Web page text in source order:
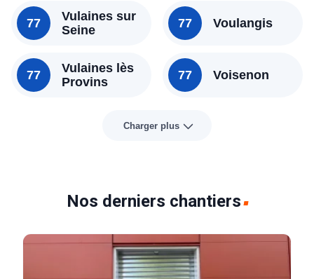
77
Vulaines sur
Seine
77
Vulaines lès
Provins
77 Voulangis
77 Voisenon
Charger plus
Nos derniers chantiers